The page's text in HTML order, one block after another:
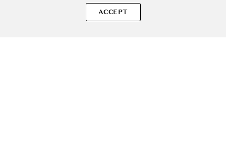
Master Patch Intensive - plasturi formulati cu ulei de arbore
de ceai si acid salicilic, care contribuie la atenuarea eruptiilor
ACCEPT